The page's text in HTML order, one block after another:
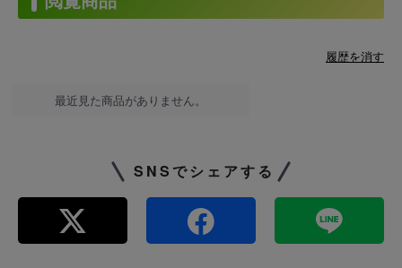
履歴を消す
最近見た商品がありません。
SNSでシェアする